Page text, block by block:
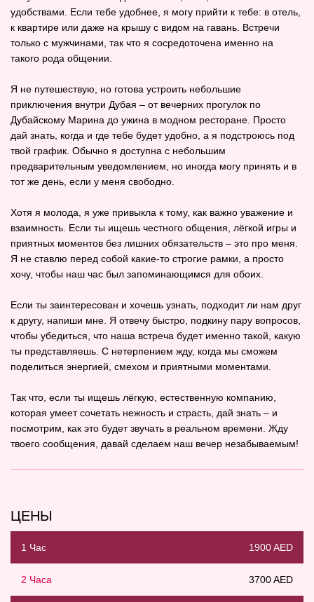
удобствами. Если тебе удобнее, я могу прийти к тебе: в отель,
к квартире или даже на крышу с видом на гавань. Встречи
только с мужчинами, так что я сосредоточена именно на
такого рода общении.
Я не путешествую, но готова устроить небольшие
приключения внутри Дубая – от вечерних прогулок по
Дубайскому Марина до ужина в модном ресторане. Просто
дай знать, когда и где тебе будет удобно, а я подстроюсь под
твой график. Обычно я доступна с небольшим
предварительным уведомлением, но иногда могу принять и в
тот же день, если у меня свободно.
Хотя я молода, я уже привыкла к тому, как важно уважение и
взаимность. Если ты ищешь честного общения, лёгкой игры и
приятных моментов без лишних обязательств – это про меня.
Я не ставлю перед собой какие‑то строгие рамки, а просто
хочу, чтобы наш час был запоминающимся для обоих.
Если ты заинтересован и хочешь узнать, подходит ли нам друг
к другу, напиши мне. Я отвечу быстро, подкину пару вопросов,
чтобы убедиться, что наша встреча будет именно такой, какую
ты представляешь. С нетерпением жду, когда мы сможем
поделиться энергией, смехом и приятными моментами.
Так что, если ты ищешь лёгкую, естественную компанию,
которая умеет сочетать нежность и страсть, дай знать – и
посмотрим, как это будет звучать в реальном времени. Жду
твоего сообщения, давай сделаем наш вечер незабываемым!
ЦЕНЫ
1 Час 1900 AED
2 Часа 3700 AED